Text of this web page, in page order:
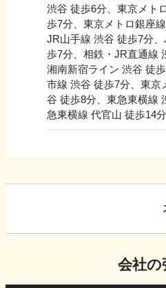
渋谷 徒歩6分、東京メト
歩7分、東京メトロ銀座線
JR山手線 渋谷 徒歩7分
歩7分、相鉄・JR直通線
湘南新宿ライン 渋谷 徒
市線 渋谷 徒歩7分、東京
谷 徒歩8分、東急東横線
急東横線 代官山 徒歩14分
会社の